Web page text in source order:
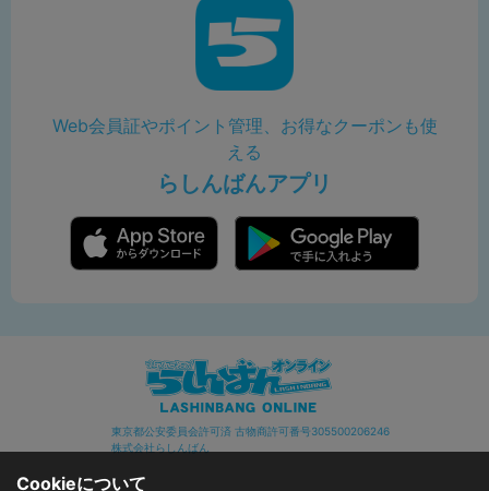
Web会員証やポイント管理、お得なクーポンも使
える
らしんばんアプリ
東京都公安委員会許可済 古物商許可番号305500206246
株式会社らしんばん
Cookieについて